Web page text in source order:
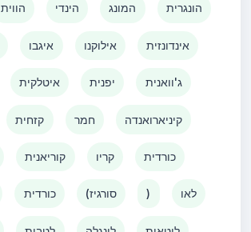
הווית הינדי המונג הונגרית
איגבו אילוקנו אינדונזית
איטלקית יפנית ג'וואנית
קזחית חמר קיניארואנדה
קוריאנית קריו כורדית
כורדית (סורגיז ) לאו